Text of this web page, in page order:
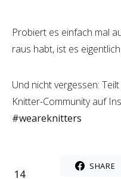
Probiert es einfach mal
raus habt, ist es
Und nicht vergessen:
Knitter-Community auf
#weareknitters
14
SHARE